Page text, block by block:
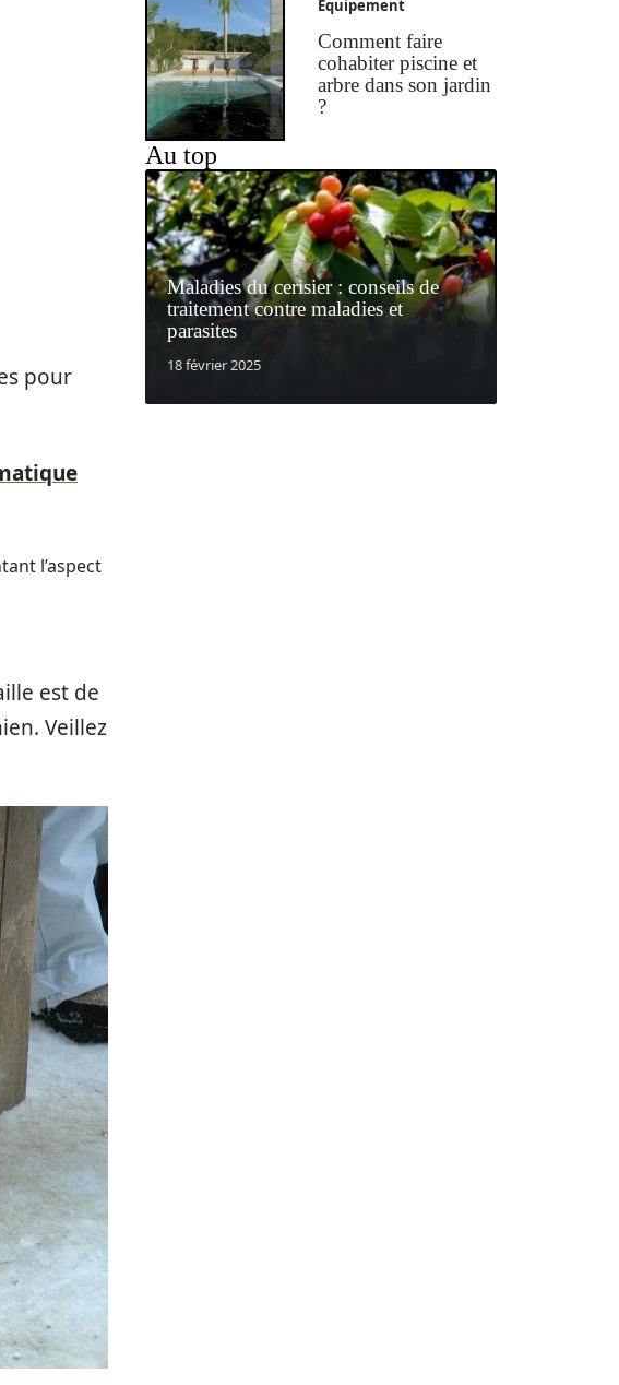
pour
l’aspect
est de
Veillez
Équipement
Comment faire
cohabiter piscine et
arbre dans son jardin
?
Au top
Maladies du cerisier : conseils de
traitement contre maladies et
parasites
18 février 2025